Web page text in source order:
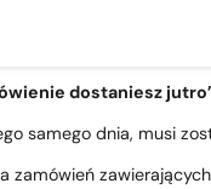
dostaniesz
samego dnia, musi
zamówień